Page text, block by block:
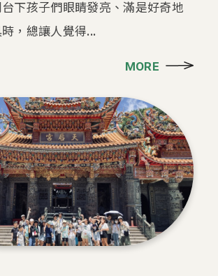
下孩子們眼睛發亮、滿是好奇地
，總讓人覺得...
MORE